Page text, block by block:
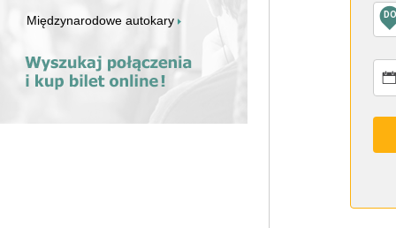
Międzynarodowe autokary DO